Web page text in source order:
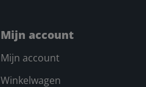
Mijn account
Mijn account
Winkelwagen